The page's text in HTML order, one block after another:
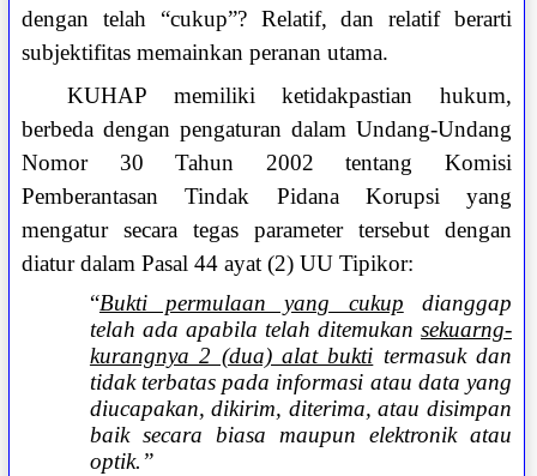
dengan telah “cukup”? Relatif, dan relatif berarti
subjektifitas memainkan peranan utama.
KUHAP memiliki ketidakpastian hukum,
berbeda dengan pengaturan dalam Undang-Undang
Nomor 30 Tahun 2002 tentang Komisi
Pemberantasan Tindak Pidana Korupsi yang
mengatur secara tegas parameter tersebut dengan
diatur dalam Pasal 44 ayat (2) UU Tipikor:
“Bukti permulaan yang cukup dianggap
telah ada apabila telah ditemukan sekuarng-
kurangnya 2 (dua) alat bukti termasuk dan
tidak terbatas pada informasi atau data yang
diucapakan, dikirim, diterima, atau disimpan
baik secara biasa maupun elektronik atau
optik.”